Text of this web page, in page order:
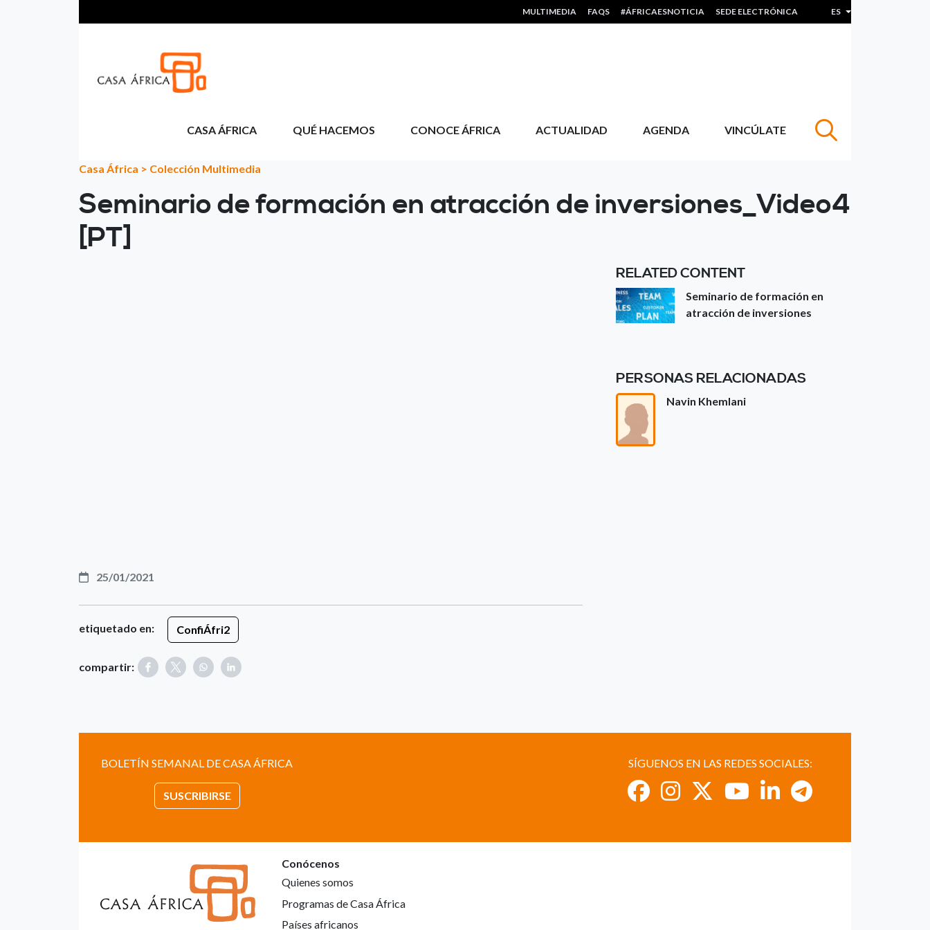
HEADER MENU
MULTIMEDIA FAQS #ÁFRICAESNOTICIA SEDE ELECTRÓNICA ES Lista adicional de
CASA ÁFRICA QUÉ HACEMOS CONOCE ÁFRICA ACTUALIDAD AGENDA VINCÚLATE
Casa África > Colección Multimedia
Seminario de formación en atracción de inversiones_Video4
[PT]
25/01/2021
etiquetado en: ConfiÁfri2
compartir:
RELATED CONTENT
Seminario de formación en
atracción de inversiones
PERSONAS RELACIONADAS
Navin Khemlani
BOLETÍN SEMANAL DE CASA ÁFRICA
SUSCRIBIRSE
SÍGUENOS EN LAS REDES SOCIALES:
Conócenos
Quienes somos
Programas de Casa África
Países africanos